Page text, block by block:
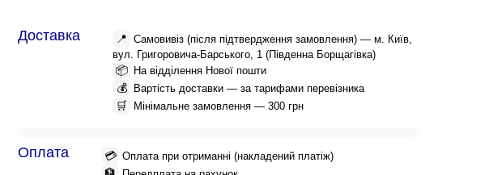
Доставка 📍 Самовивіз (після підтвердження замовлення) — м. Київ,
вул. Григоровича-Барського, 1 (Південна Борщагівка)
📦 На відділення Нової пошти
💰 Вартість доставки — за тарифами перевізника
🛒 Мінімальне замовлення — 300 грн
Оплата 💳 Оплата при отриманні (накладений платіж)